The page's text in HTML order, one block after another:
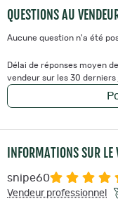
QUESTIONS AU
Aucune question n'a été
Délai de réponses moyen
vendeur sur les 30 derniers
INFORMATIONS SUR LE
snipe60
Vendeur professionnel